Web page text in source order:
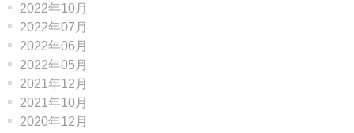
2022年10月
2022年07月
2022年06月
2022年05月
2021年12月
2021年10月
2020年12月